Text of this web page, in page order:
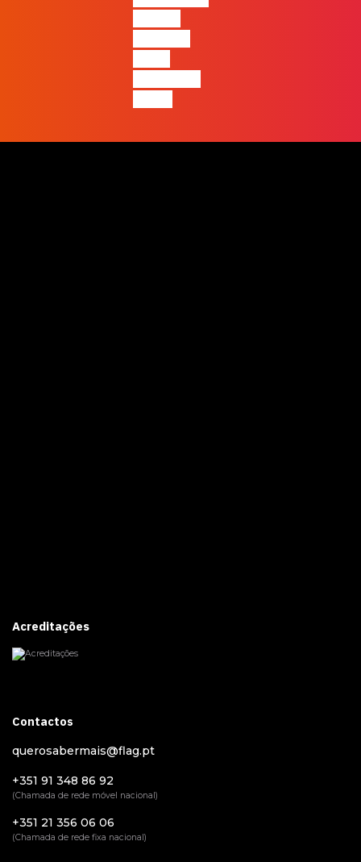
Acreditações
Contactos
querosabermais@flag.pt
+351 91 348 86 92
(Chamada de rede móvel nacional)
+351 21 356 06 06
(Chamada de rede fixa nacional)